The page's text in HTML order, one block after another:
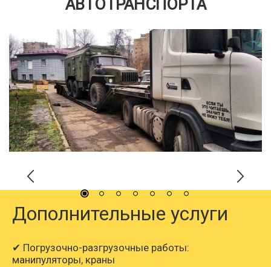
АВТОТРАНСПОРТА
Дополнительные услуги
✔ Погрузочно-разгрузочные работы:
манипуляторы, краны